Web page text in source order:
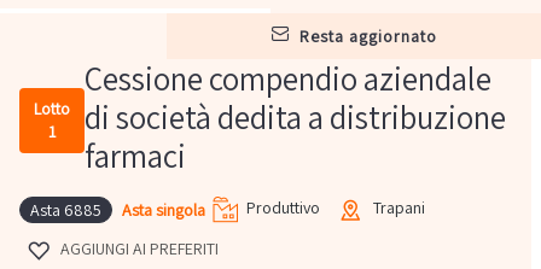
resta aggiornato
Lotto
1
Cessione compendio aziendale
di società dedita a distribuzione
farmaci
Asta 6885 Asta singola Produttivo
Trapani
AGGIUNGI AI PREFERITI